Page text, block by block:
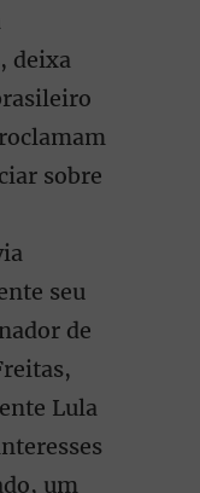
deixa
sobre
seu
de
Lula
um